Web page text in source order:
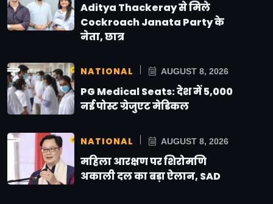
Aditya Thackeray से मिले
Cockroach Janata Party के
नेता, छात्र
NATIONAL AUGUST 8, 2026
PG Medical Seats: देश में 5,000
नई पोस्ट ग्रेजुएट मेडिकल
NATIONAL AUGUST 8, 2026
महिला आरक्षण पर शिरोमणि
अकाली दल का बड़ा ऐलान, SAD